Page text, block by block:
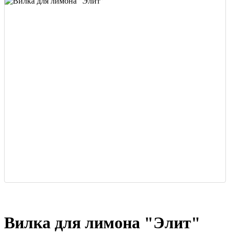
Вилка для лимона "Элит"